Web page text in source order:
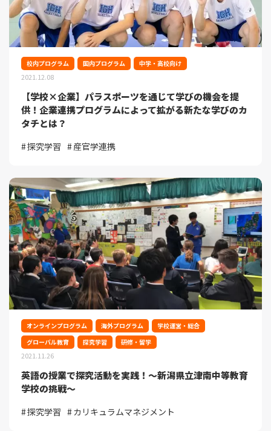
校内プログラム 国内プログラム 中学・高校向け
2021.12.08
【学校×企業】パラスポーツを通じて学びの機会を提
供！企業連携プログラムによって拡がる新たな学びのカ
タチとは？
探究学習 産官学連携
オンラインプログラム 海外プログラム
学校運営・総合
グローバル教育
探究学習 研修・留学
2021.11.26
英語の授業で探究活動を実践！～新潟県立津南中等教育
学校の挑戦～
探究学習 カリキュラムマネジメント